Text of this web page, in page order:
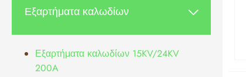
Εξαρτήματα καλωδίων 
Εξαρτήματα καλωδίων 15KV/24KV
200A